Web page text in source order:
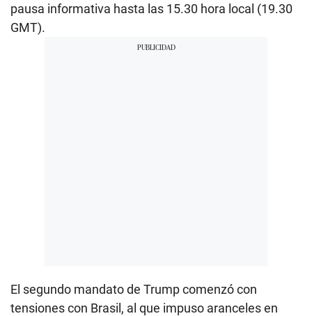
pausa informativa hasta las 15.30 hora local (19.30
GMT).
El segundo mandato de Trump comenzó con
tensiones con Brasil, al que impuso aranceles en